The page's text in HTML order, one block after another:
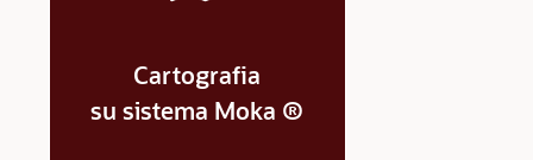
Cartografia
su sistema Moka ®